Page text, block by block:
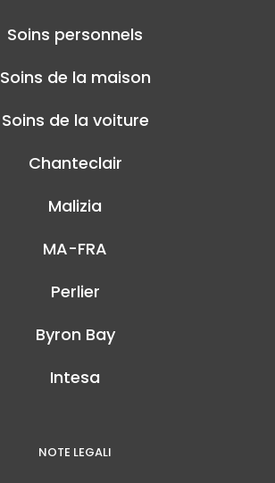
Soins personnels
Soins de la maison
Soins de la voiture
Chanteclair
Malizia
MA-FRA
Perlier
Byron Bay
Intesa
NOTE LEGALI